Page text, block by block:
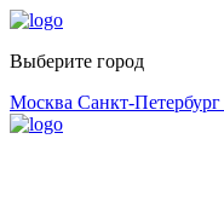
Выберите город
Москва Санкт-Петербург